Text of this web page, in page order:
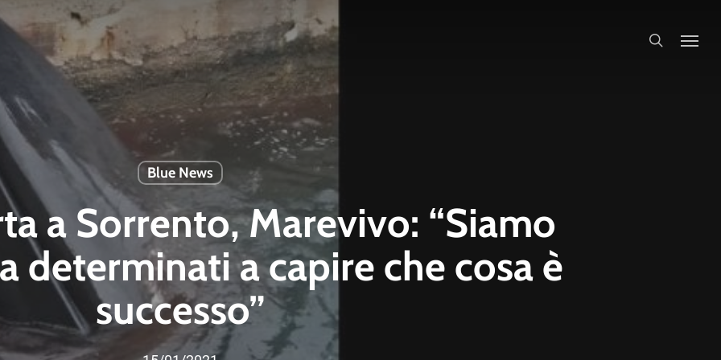
search
Blue News
a Sorrento, Marevivo: “Siamo
determinati a capire che cosa è
successo”